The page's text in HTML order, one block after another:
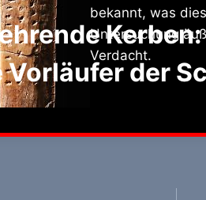
Vorläufer der
bekannt, was
Untersuchung
Verdacht.